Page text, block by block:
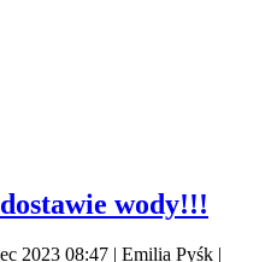
wody!!!
2023 08:47 Emilia Pyśk